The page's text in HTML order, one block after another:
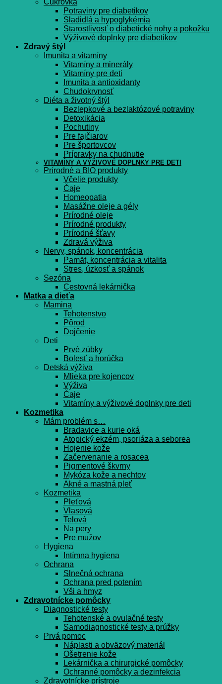
Potraviny pre diabetikov
Sladidlá a hypoglykémia
Starostlivosť o diabetické nohy a pokožku
Výživové doplnky pre diabetikov
Zdravý štýl
Imunita a vitamíny
Vitamíny a minerály
Vitamíny pre deti
Imunita a antioxidanty
Chudokrvnosť
Diéta a životný štýl
Bezlepkové a bezlaktózové potraviny
Detoxikácia
Pochutiny
Pre fajčiarov
Pre športovcov
Prípravky na chudnutie
VITAMÍNY A VÝŽIVOVÉ DOPLNKY PRE DETI
Prírodné a BIO produkty
Včelie produkty
Čaje
Homeopatia
Masážne oleje a gély
Prírodné oleje
Prírodné produkty
Prírodné šťavy
Zdravá výživa
Nervy, spánok, koncentrácia
Pamät, koncentrácia a vitalita
Stres, úzkosť a spánok
Sezóna
Cestovná lekárnička
Matka a dieťa
Mamina
Tehotenstvo
Pôrod
Dojčenie
Deti
Prvé zúbky
Bolesť a horúčka
Detská výživa
Mlieka pre kojencov
Výživa
Čaje
Vitamíny a výživové doplnky pre deti
Kozmetika
Mám problém s…
Bradavice a kurie oká
Atopický ekzém, psoriáza a seborea
Hojenie kože
Začervenanie a rosacea
Pigmentové škvrny
Mykóza kože a nechtov
Akné a mastná pleť
Kozmetika
Pleťová
Vlasová
Telová
Na pery
Pre mužov
Hygiena
Intímna hygiena
Ochrana
Slnečná ochrana
Ochrana pred potením
Vši a hmyz
Zdravotnícke pomôcky
Diagnostické testy
Tehotenské a ovulačné testy
Samodiagnostické testy a prúžky
Prvá pomoc
Náplasti a obväzový materiál
Ošetrenie kože
Lekárnička a chirurgické pomôcky
Ochranné pomôcky a dezinfekcia
Zdravotnícke prístroje